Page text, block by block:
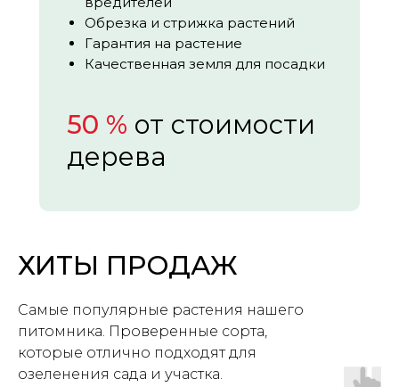
50 % от стоимости
дерева
Обрезка и стрижка растений
Гарантия на растение
Качественная земля для посадки
ХИТЫ ПРОДАЖ
Самые популярные растения нашего
питомника. Проверенные сорта,
которые отлично подходят для
озеленения сада и участка.